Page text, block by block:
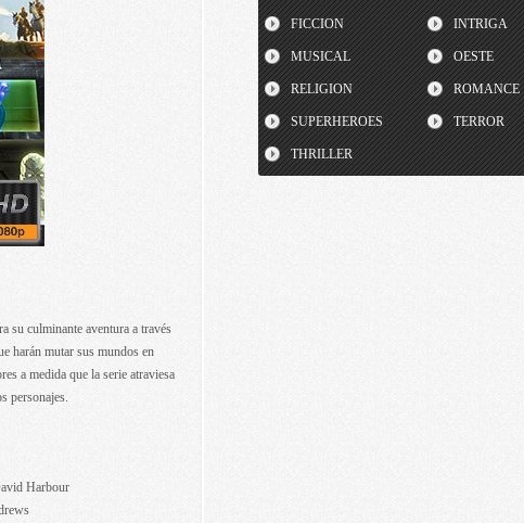
su culminante aventura a través
harán mutar sus mundos en
a medida que la serie atraviesa
personajes.
Harbour
FICCION INTRIGA
MUSICAL OESTE
RELIGION ROMANCE
SUPERHEROES TERROR
THRILLER